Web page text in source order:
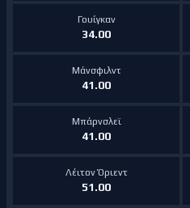
Γουίγκαν
34.00
Μάνσφιλντ
41.00
Μπάρνσλεϊ
41.00
Λέιτον Όριεντ
51.00